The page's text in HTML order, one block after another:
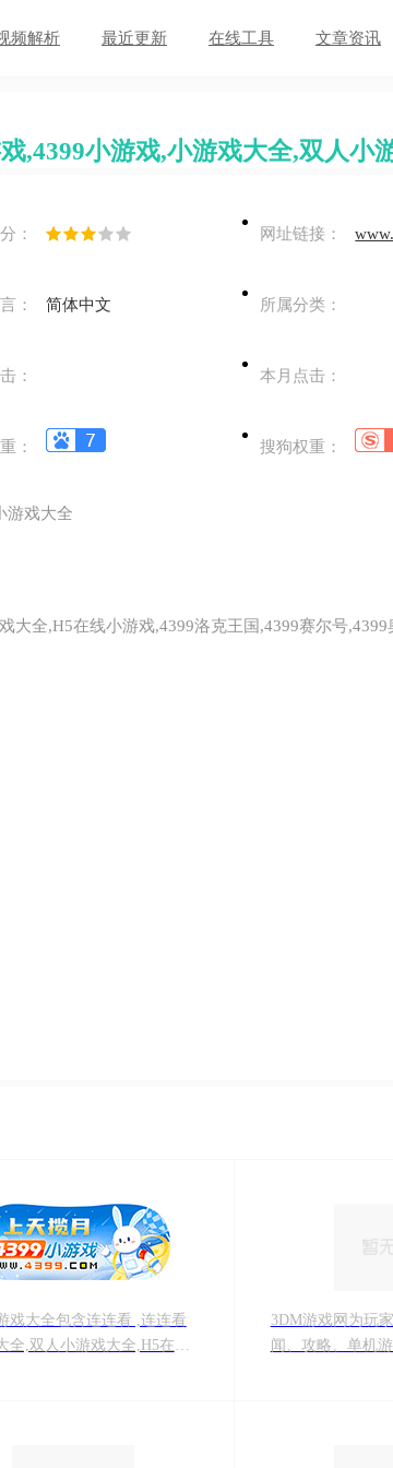
频解析 最近更新 在线工具 文章资讯
,4399小游戏,小游戏大全,双人小
： 网址链接：
： 简体中文 所属分类：
： 本月点击：
： 搜狗权重：
游戏大全
全,H5在线小游戏,4399洛克王国,4399赛尔号
戏大全包含连连看 ,连连看
全,双人小游戏大全,H5在线
3DM游戏网为玩
闻、攻略、单机